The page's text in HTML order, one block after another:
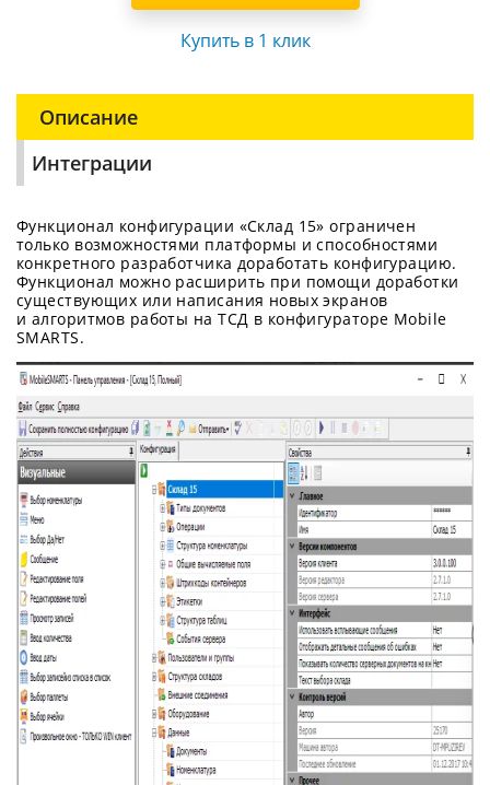
Купить в 1 клик
Описание
Интеграции
Функционал конфигурации «Склад 15» ограничен
только возможностями платформы и способностями
конкретного разработчика доработать конфигурацию.
Функционал можно расширить при помощи доработки
существующих или написания новых экранов
и алгоритмов работы на ТСД в конфигураторе Mobile
SMARTS.